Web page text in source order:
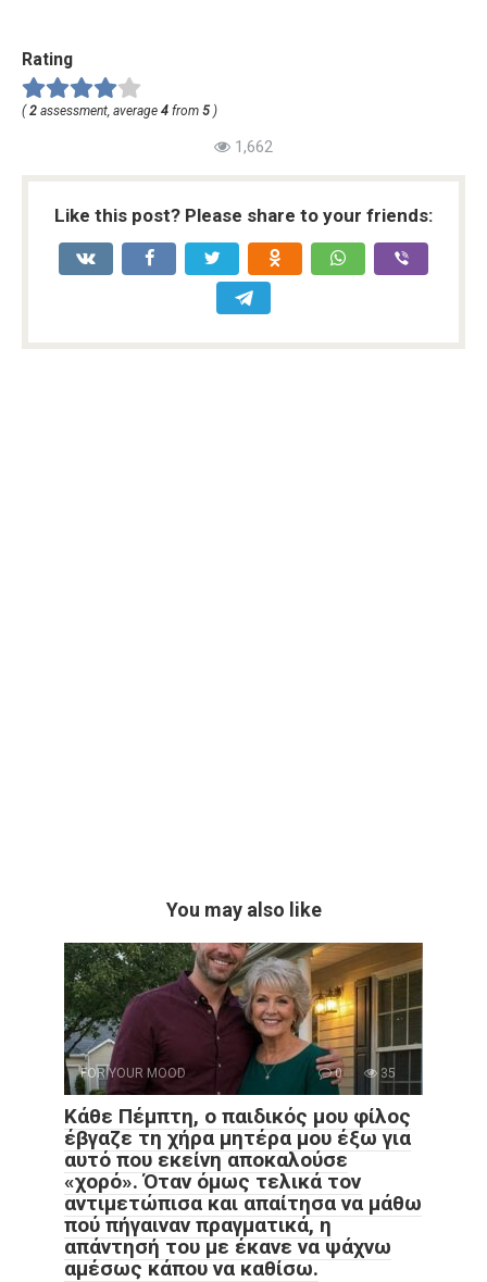
Rating
(2 assessment, average 4 from 5 )
1,662
Like this post? Please share to your friends:
You may also like
FOR YOUR MOOD 0 35
Κάθε Πέμπτη, ο παιδικός μου φίλος
έβγαζε τη χήρα μητέρα μου έξω για
αυτό που εκείνη αποκαλούσε
«χορό». Όταν όμως τελικά τον
αντιμετώπισα και απαίτησα να μάθω
πού πήγαιναν πραγματικά, η
απάντησή του με έκανε να ψάχνω
αμέσως κάπου να καθίσω.